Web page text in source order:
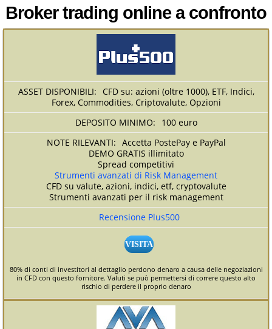
Broker trading online a confronto
CFD su: azioni (oltre 1000), ETF, Indici,
Forex, Commodities, Criptovalute, Opzioni
100 euro
Accetta PostePay e PayPal
DEMO GRATIS illimitato
Spread competitivi
Strumenti avanzati di Risk Management
CFD su valute, azioni, indici, etf, cryptovalute
Strumenti avanzati per il risk management
Recensione Plus500
VISITA
80% di conti di investitori al dettaglio perdono denaro a causa delle negoziazioni
in CFD con questo fornitore. Valuti se può permettersi di correre questo alto
rischio di perdere il proprio denaro